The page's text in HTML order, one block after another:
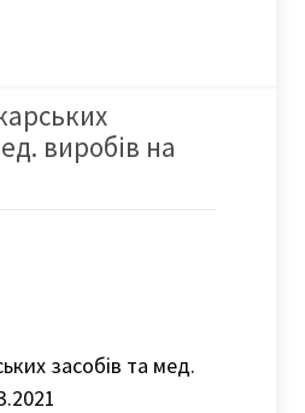
виробів на
засобів та мед.